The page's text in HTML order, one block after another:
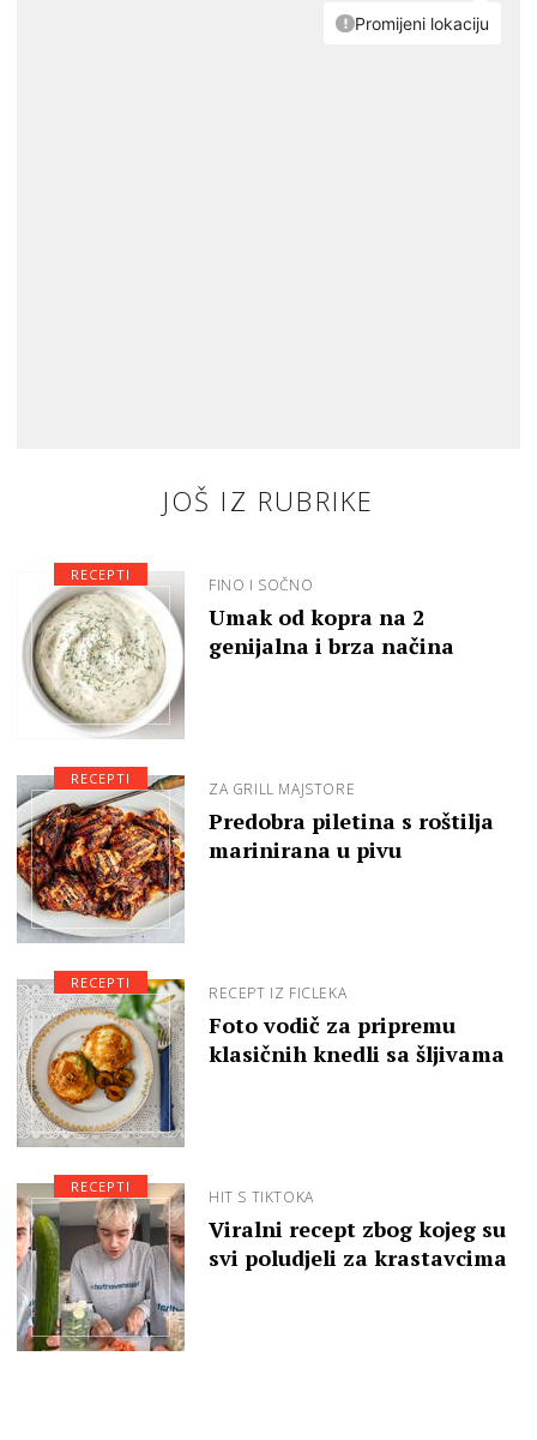
JOŠ IZ RUBRIKE
FINO I SOČNO
Umak od kopra na 2
genijalna i brza načina
RECEPTI
ZA GRILL MAJSTORE
Predobra piletina s roštilja
marinirana u pivu
RECEPTI
RECEPT IZ FICLEKA
Foto vodič za pripremu
klasičnih knedli sa šljivama
RECEPTI
HIT S TIKTOKA
Viralni recept zbog kojeg su
svi poludjeli za krastavcima
RECEPTI